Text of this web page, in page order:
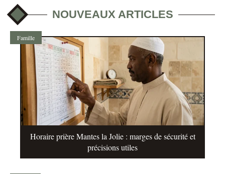
NOUVEAUX ARTICLES
Famille
Horaire prière Mantes la Jolie : marges de sécurité et
précisions utiles